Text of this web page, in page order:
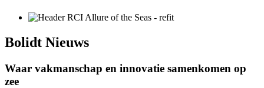
Bolidt Nieuws
Waar vakmanschap en innovatie samenkomen op
zee